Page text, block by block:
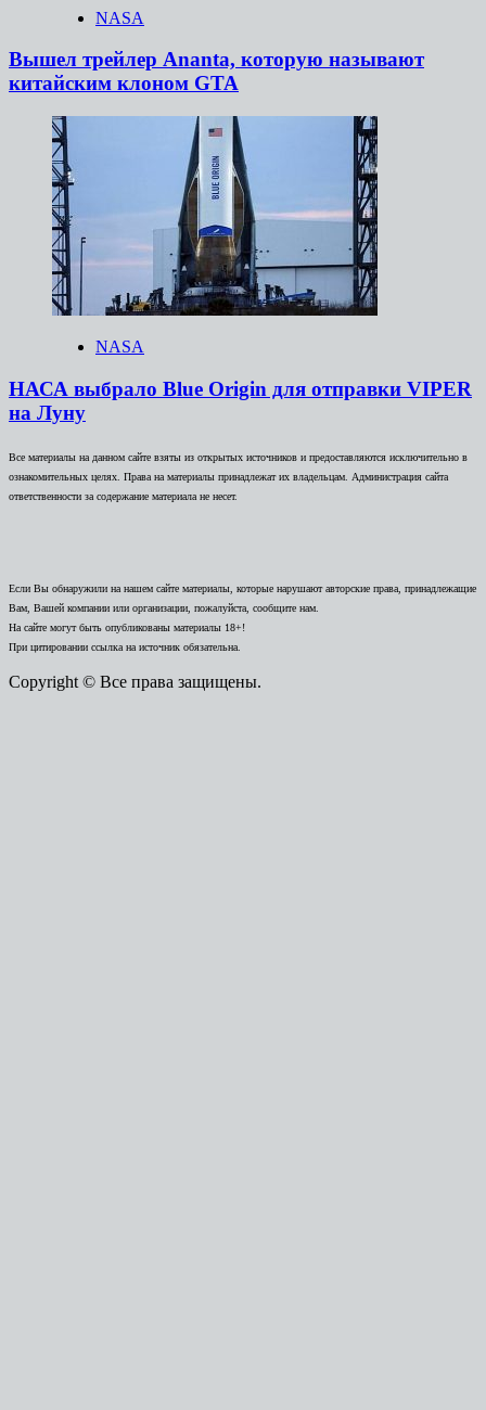
NASA
Вышел трейлер Ananta, которую называют
китайским клоном GTA
NASA
НАСА выбрало Blue Origin для отправки VIPER
на Луну
Все материалы на данном сайте взяты из открытых источников и предоставляются исключительно в
ознакомительных целях. Права на материалы принадлежат их владельцам. Администрация сайта
ответственности за содержание материала не несет.
Если Вы обнаружили на нашем сайте материалы, которые нарушают авторские права, принадлежащие
Вам, Вашей компании или организации, пожалуйста, сообщите нам.
На сайте могут быть опубликованы материалы 18+!
При цитировании ссылка на источник обязательна.
Copyright © Все права защищены.